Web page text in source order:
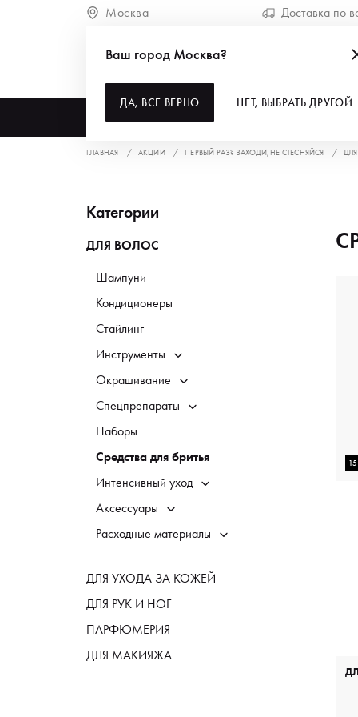
Москва Доставка по
Ваш город Москва?
ДА, ВСЕ ВЕРНО НЕТ, ВЫБРАТЬ ДРУГОЙ
ГЛАВНАЯ АКЦИИ ПЕРВЫЙ РАЗ? ЗАХОДИ, НЕ СТЕСНЯЙСЯ
Категории
ДЛЯ ВОЛОС
Шампуни
Кондиционеры
Стайлинг
Инструменты
Окрашивание
Спецпрепараты
Наборы
Средства для бритья
Интенсивный уход
Аксессуары
Расходные материалы
ДЛЯ УХОДА ЗА КОЖЕЙ
ДЛЯ РУК И НОГ
ПАРФЮМЕРИЯ
ДЛЯ МАКИЯЖА